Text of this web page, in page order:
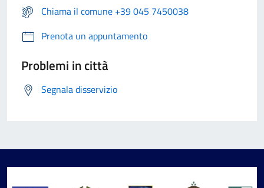
Chiama il comune +39 045 7450038
Prenota un appuntamento
Problemi in città
Segnala disservizio